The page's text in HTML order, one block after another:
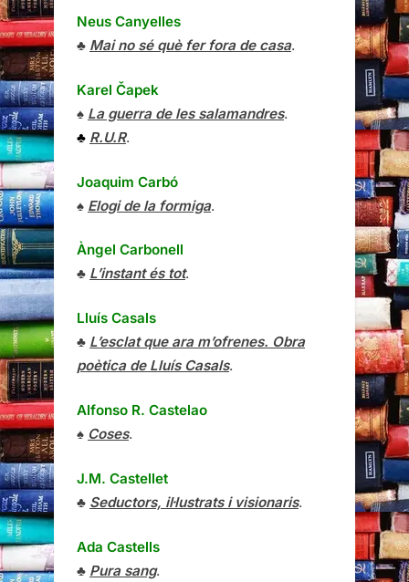
Neus Canyelles
♣ Mai no sé què fer fora de casa.
Karel Čapek
♠ La guerra de les salamandres.
♣ R.U.R.
Joaquim Carbó
♠ Elogi de la formiga.
Àngel Carbonell
♣ L’instant és tot.
Lluís Casals
♣ L’esclat que ara m’ofrenes. Obra
poètica de Lluís Casals.
Alfonso R. Castelao
♠ Coses.
J.M. Castellet
♣ Seductors, il·lustrats i visionaris.
Ada Castells
♣ Pura sang.